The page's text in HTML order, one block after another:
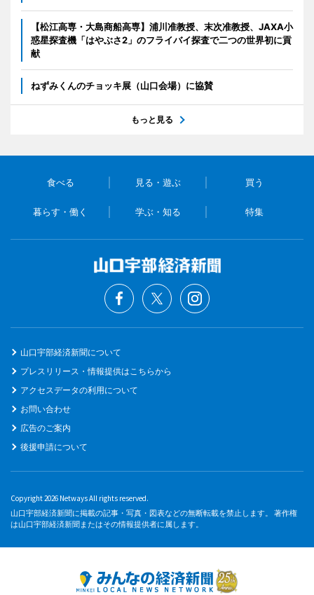
【松江高専・大島商船高専】浦川准教授、末次准教授、JAXA小
惑星探査機「はやぶさ2」のフライバイ探査で二つの世界初に貢
献
ねずみくんのチョッキ展（山口会場）に協賛
もっと見る
食べる 見る・遊ぶ 買う
暮らす・働く 学ぶ・知る 特集
山口宇部経済新聞について
プレスリリース・情報提供はこちらから
アクセスデータの利用について
お問い合わせ
広告のご案内
後援申請について
Copyright 2026 Netways All rights reserved.
山口宇部経済新聞に掲載の記事・写真・図表などの無断転載を禁止します。 著作権
は山口宇部経済新聞またはその情報提供者に属します。